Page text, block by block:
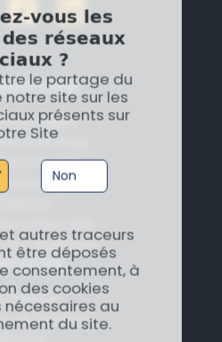
vous les
réseaux
?
le partage du
site sur les
présents sur
Site
Non
autres traceurs
être déposés
consentement, à
des cookies
nécessaires au
du site.
Apple
Samsung
Huawei
réparation
de données